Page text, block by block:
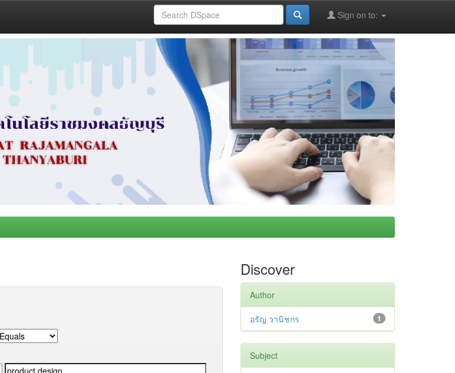
Sign on to:
Discover
Author
1
อรัญ วานิชกร
Subject